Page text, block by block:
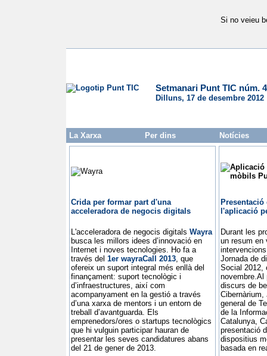
Si no veieu
Setmanari Punt TIC núm.
Dilluns, 17 de desembre 2012
La Xarxa Per dins Notícies
Crida per formar part d'una
acceleradora de negocis digitals
L'acceleradora de negocis digitals Wayra
busca les millors idees d’innovació en
Internet i noves tecnologies. Ho fa a
través del 1er wayraCall 2013, que
ofereix un suport integral més enllà del
finançament: suport tecnològic i
d’infraestructures, així com
acompanyament en la gestió a través
d’una xarxa de mentors i un entorn de
treball d’avantguarda. Els
emprenedors/ores o startups tecnològics
que hi vulguin participar hauran de
presentar les seves candidatures abans
del 21 de gener de 2013.
Presentació
l'aplicació
Durant les
un resum en
Jornada de
Social 2012,
novembre.Al
discurs de
general de
de la
Catalunya,
presentació
dispositius
basada en